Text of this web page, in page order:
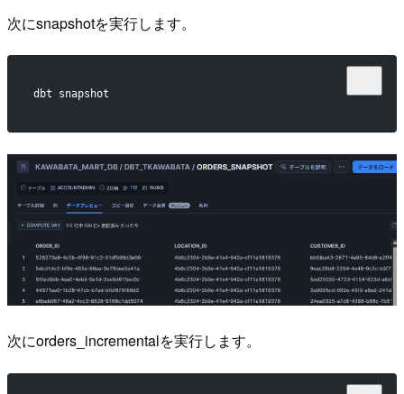
次にsnapshotを実行します。
dbt snapshot
次にorders_incrementalを実行します。